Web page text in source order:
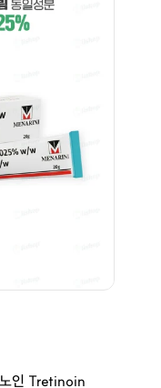
인 Tretinoin